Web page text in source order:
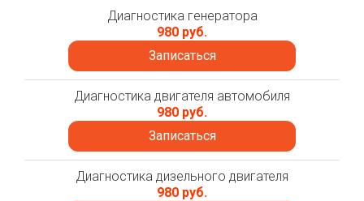
Диагностика генератора
980 руб.
Записаться
Диагностика двигателя автомобиля
980 руб.
Записаться
Диагностика дизельного двигателя
980 руб.